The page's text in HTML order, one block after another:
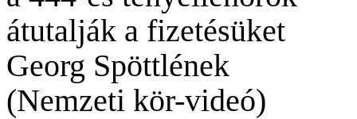
átutalják a fizetésüket
Georg Spöttlének
(Nemzeti kör-videó)